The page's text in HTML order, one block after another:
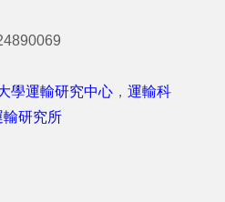
學運輸研究中心 ， 運輸科
輸研究所